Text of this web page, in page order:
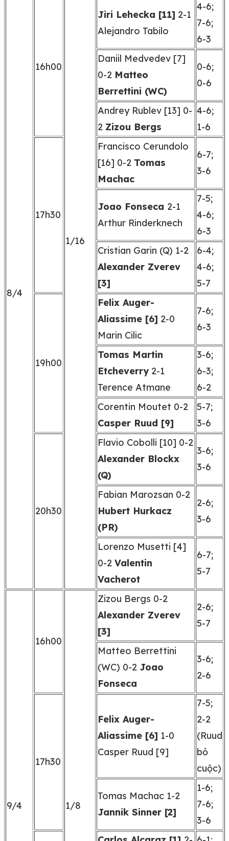
1/16
8/4
16h00
Jiri Lehecka [11] 2-1
Alejandro Tabilo
4-6;
7-6;
6-3
Daniil Medvedev [7]
0-2 Matteo
Berrettini (WC)
0-6;
0-6
Andrey Rublev [13] 0-
2 Zizou Bergs
4-6;
1-6
17h30
Francisco Cerundolo
[16] 0-2 Tomas
Machac
6-7;
3-6
Joao Fonseca 2-1
Arthur Rinderknech
7-5;
4-6;
6-3
Cristian Garin (Q) 1-2
Alexander Zverev
[3]
6-4;
4-6;
5-7
19h00
Felix Auger-
Aliassime [6] 2-0
Marin Cilic
7-6;
6-3
Tomas Martin
Etcheverry2-1
Terence Atmane
3-6;
6-3;
6-2
Corentin Moutet 0-2
Casper Ruud [9]
5-7;
3-6
20h30
Flavio Cobolli [10] 0-2
Alexander Blockx
(Q)
3-6;
3-6
Fabian Marozsan 0-2
Hubert Hurkacz
(PR)
2-6;
3-6
Lorenzo Musetti [4]
0-2 Valentin
Vacherot
6-7;
5-7
9/4
16h00
1/8
Zizou Bergs 0-2
Alexander Zverev
[3]
2-6;
5-7
Matteo Berrettini
(WC) 0-2 Joao
Fonseca
3-6;
2-6
17h30
Felix Auger-
Aliassime [6] 1-0
Casper Ruud [9]
7-5;
2-2
(Ruud
bỏ
cuộc)
Tomas Machac 1-2
Jannik Sinner [2]
1-6;
7-6;
3-6